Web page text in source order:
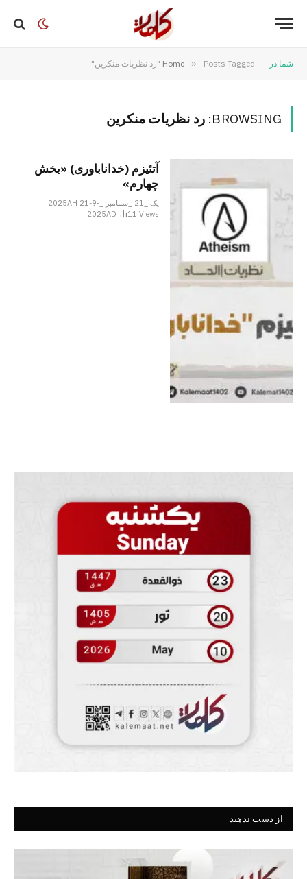
شما در Home » Posts Tagged "رد نظریات منکرین"
BROWSING: رد نظریات منکرین
آتئیزم (خداناباوری) «بخش
چهارم»
یک _21 _سپتامبر _2025AH 21-9-
2025AD
11Views
از دست ندهید